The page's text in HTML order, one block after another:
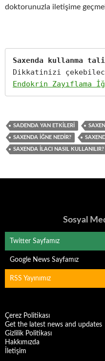
doktorunuzla iletişime
Saxenda kullanma
Endokrin Zayıflama
SADENDA YAN ETKILERI
SAXENDA İĞNE NEDIR?
SAXENDA İLACI NASIL KULLANILIR?
Sosyal
Twitter Sayfamız
Google News Sayfamız
RSS Yayınımız
Çerez Politikası
Get the latest news and updates
Gizlilik Politikası
Hakkımızda
İletişim